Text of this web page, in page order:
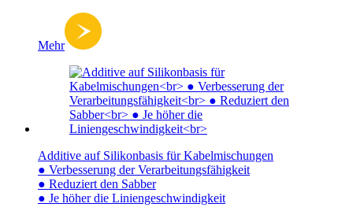
Mehr
Additive auf Silikonbasis für Kabelmischungen
● Verbesserung der Verarbeitungsfähigkeit
● Reduziert den Sabber
● Je höher die Liniengeschwindigkeit